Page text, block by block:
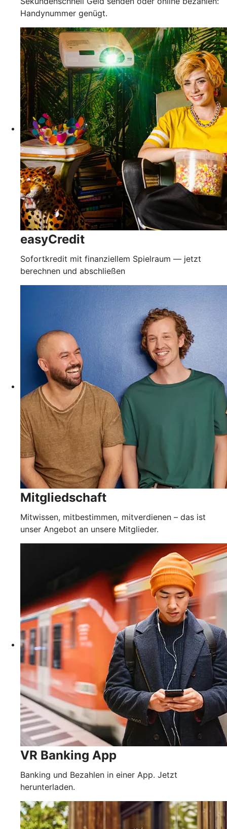
Handynummer genügt.
easyCredit
Sofortkredit mit finanziellem Spielraum — jetzt
berechnen und abschließen
Mitgliedschaft
Mitwissen, mitbestimmen, mitverdienen – das ist
unser Angebot an unsere Mitglieder.
VR Banking App
Banking und Bezahlen in einer App. Jetzt
herunterladen.